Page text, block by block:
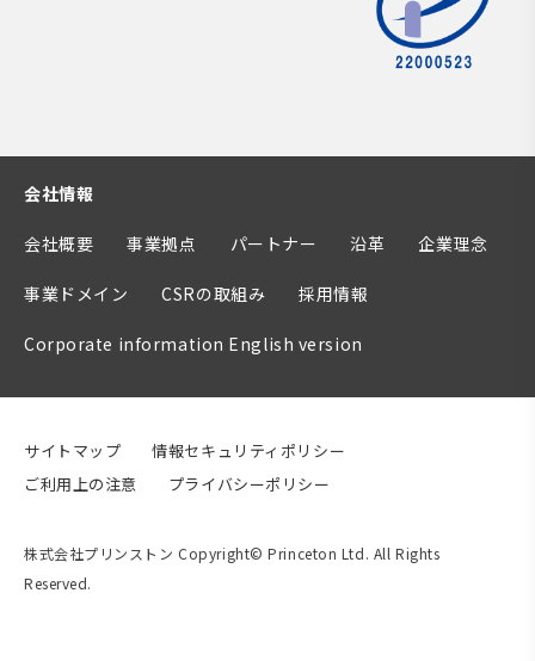
会社情報
会社概要 事業拠点 パートナー 沿革 企業理念
事業ドメイン CSRの取組み 採用情報
Corporate information English version
サイトマップ
情報セキュリティポリシー
ご利用上の注意
プライバシーポリシー
株式会社プリンストン Copyright© Princeton Ltd. All Rights
Reserved.